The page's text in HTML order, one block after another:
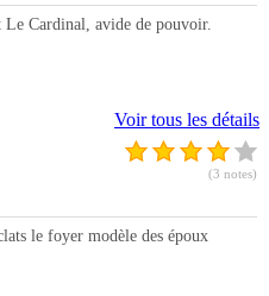
Le Cardinal, avide de pouvoir.
Voir tous les détails
(3 notes)
le foyer modèle des époux